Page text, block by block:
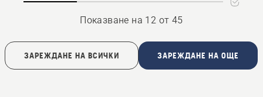
Показване на 12 от 45
ЗАРЕЖДАНЕ НА ВСИЧКИ ЗАРЕЖДАНЕ НА ОЩЕ